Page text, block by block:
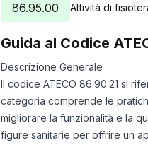
86.95.00
Attività di
Guida al Codice
Descrizione Generale
Il codice ATECO 86.90.21 si
categoria comprende le
migliorare la funzionalità e la
figure sanitarie per offrire un